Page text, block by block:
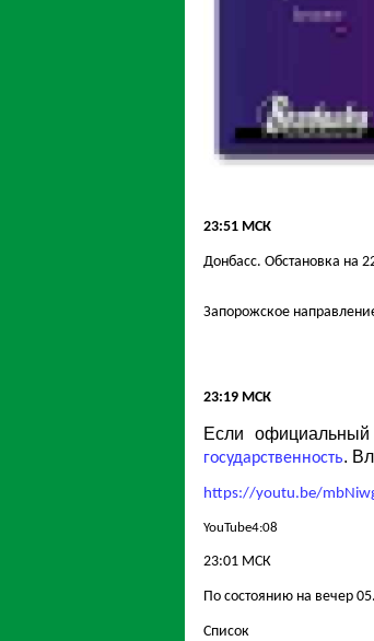
23:51 МСК
Донбасс. Обстановка на
Запорожское
23:19 МСК
Если
государственность.
https://youtu.be/
YouTube4:08
23:01 МСК
По состоянию на вечер
Список